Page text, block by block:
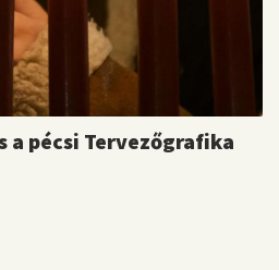
a pécsi Tervezőgrafika